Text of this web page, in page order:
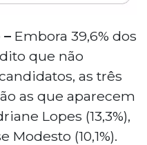
Embora 39,6% dos
que não
as três
as que aparecem
Lopes (13,3%),
Modesto (10,1%).